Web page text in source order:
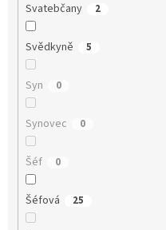
Svatebčany 2
Svědkyně 5
Syn 0
Synovec 0
Šéf 0
Šéfová 25